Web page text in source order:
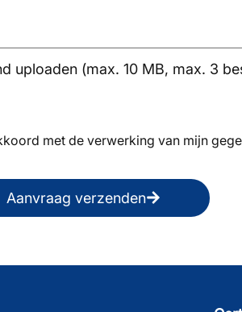
uploaden (max. 10 MB, max. 3
met de verwerking van mijn
Aanvraag verzenden